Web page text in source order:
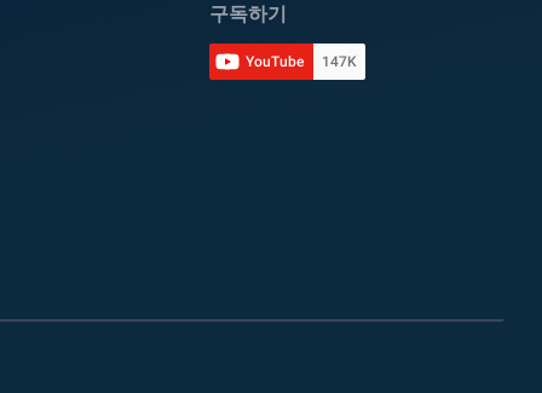
구독하기
YouTube 147K